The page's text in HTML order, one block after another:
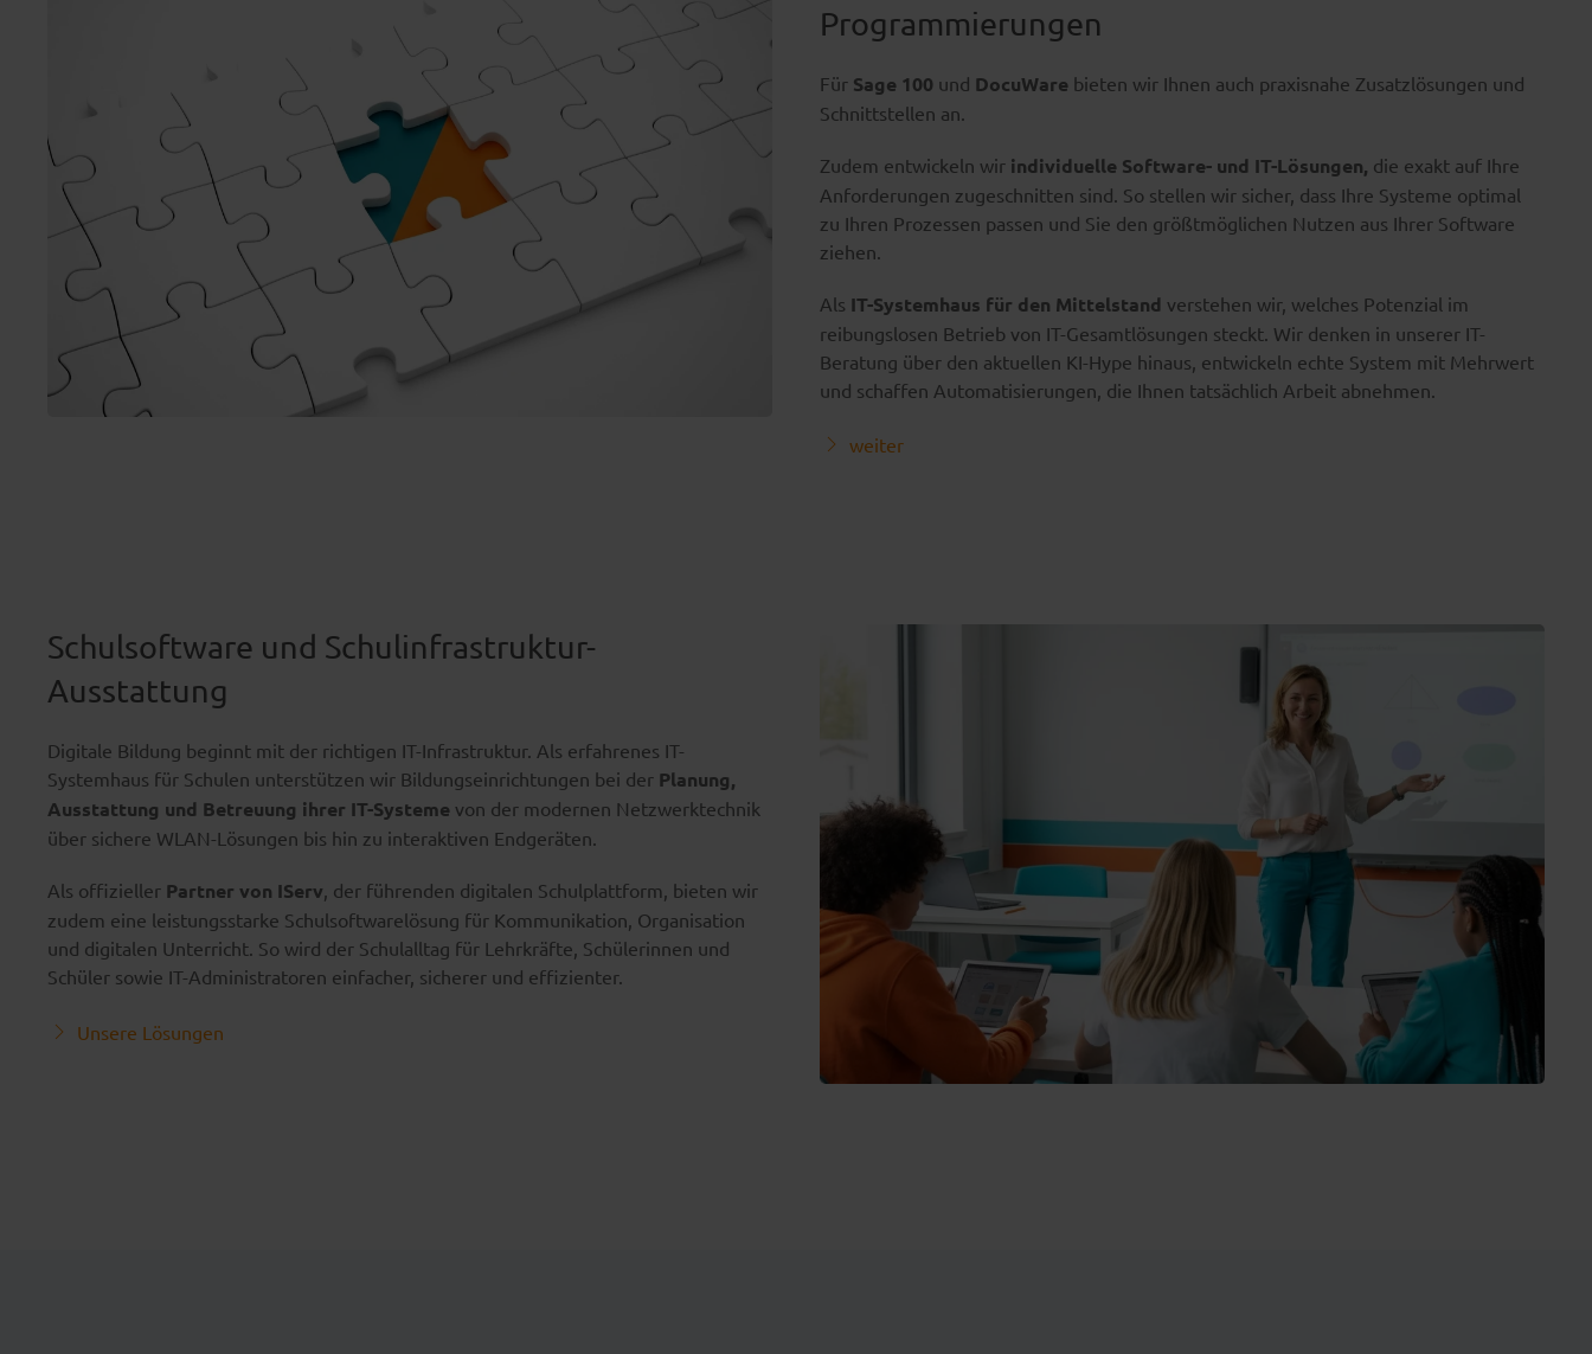
Programmierungen
Für Sage 100 und DocuWare bieten wir Ihnen auch praxisnahe Zusatzlösungen und
Schnittstellen an.
Zudem entwickeln wir individuelle Software- und IT-Lösungen, die exakt auf Ihre
Anforderungen zugeschnitten sind. So stellen wir sicher, dass Ihre Systeme optimal
zu Ihren Prozessen passen und Sie den größtmöglichen Nutzen aus Ihrer Software
ziehen.
Als IT-Systemhaus für den Mittelstand verstehen wir, welches Potenzial im
reibungslosen Betrieb von IT-Gesamtlösungen steckt. Wir denken in unserer IT-
Beratung über den aktuellen KI-Hype hinaus, entwickeln echte System mit Mehrwert
und schaffen Automatisierungen, die Ihnen tatsächlich Arbeit abnehmen.
weiter
Schulsoftware und Schulinfrastruktur-
Ausstattung
Digitale Bildung beginnt mit der richtigen IT-Infrastruktur. Als erfahrenes IT-
Systemhaus für Schulen unterstützen wir Bildungseinrichtungen bei der Planung,
Ausstattung und Betreuung ihrer IT-Systeme von der modernen Netzwerktechnik
über sichere WLAN-Lösungen bis hin zu interaktiven Endgeräten.
Als offizieller Partner von IServ, der führenden digitalen Schulplattform, bieten wir
zudem eine leistungsstarke Schulsoftwarelösung für Kommunikation, Organisation
und digitalen Unterricht. So wird der Schulalltag für Lehrkräfte, Schülerinnen und
Schüler sowie IT-Administratoren einfacher, sicherer und effizienter.
Unsere Lösungen